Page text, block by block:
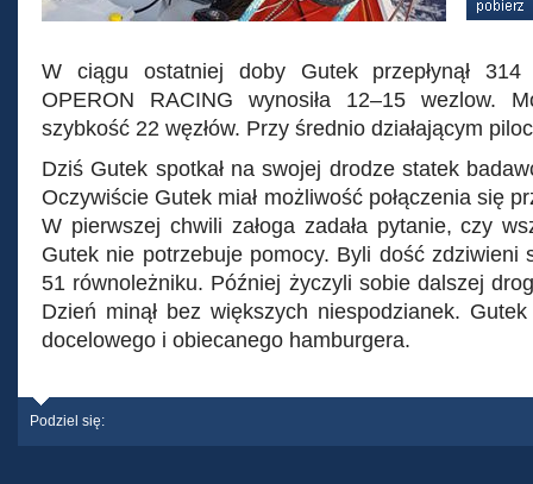
W ciągu ostatniej doby Gutek przepłynął
OPERON RACING wynosiła 12–15 wezlow.
szybkość 22 węzłów. Przy średnio działającym
Dziś Gutek spotkał na swojej drodze statek
Oczywiście Gutek miał możliwość połączenia się
W pierwszej chwili załoga zadała pytanie, czy
Gutek nie potrzebuje pomocy. Byli dość zdziwieni
51 równoleżniku. Później życzyli sobie dalszej
Dzień minął bez większych niespodzianek.
docelowego i obiecanego hamburgera.
Podziel się: